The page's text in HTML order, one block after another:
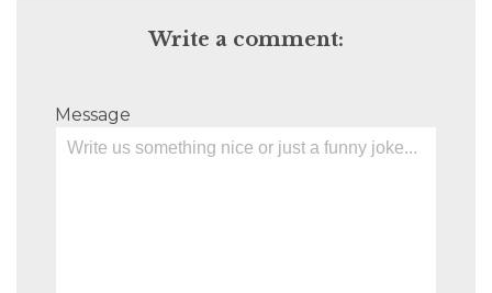
Write a comment:
Message